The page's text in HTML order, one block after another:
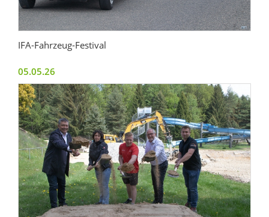
IFA-Fahrzeug-Festival
05.05.26